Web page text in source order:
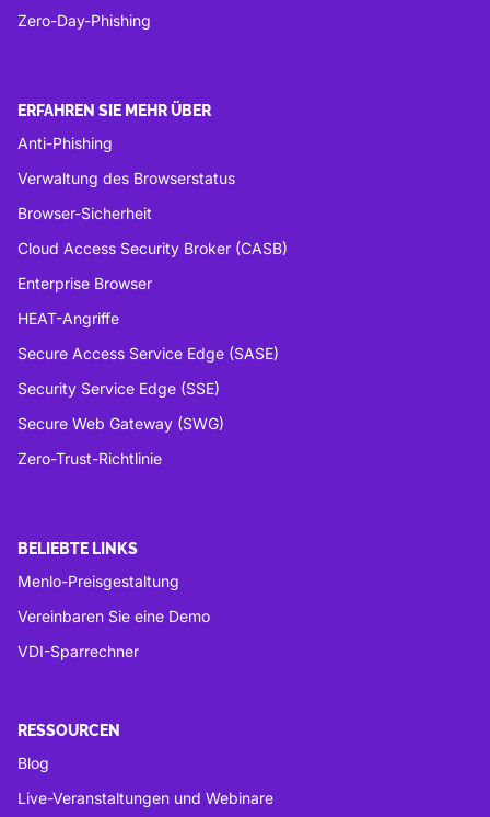
Zero-Day-Phishing
ERFAHREN SIE MEHR ÜBER
Anti-Phishing
Verwaltung des Browserstatus
Browser-Sicherheit
Cloud Access Security Broker (CASB)
Enterprise Browser
HEAT-Angriffe
Secure Access Service Edge (SASE)
Security Service Edge (SSE)
Secure Web Gateway (SWG)
Zero-Trust-Richtlinie
BELIEBTE LINKS
Menlo-Preisgestaltung
Vereinbaren Sie eine Demo
VDI-Sparrechner
RESSOURCEN
Blog
Live-Veranstaltungen und Webinare